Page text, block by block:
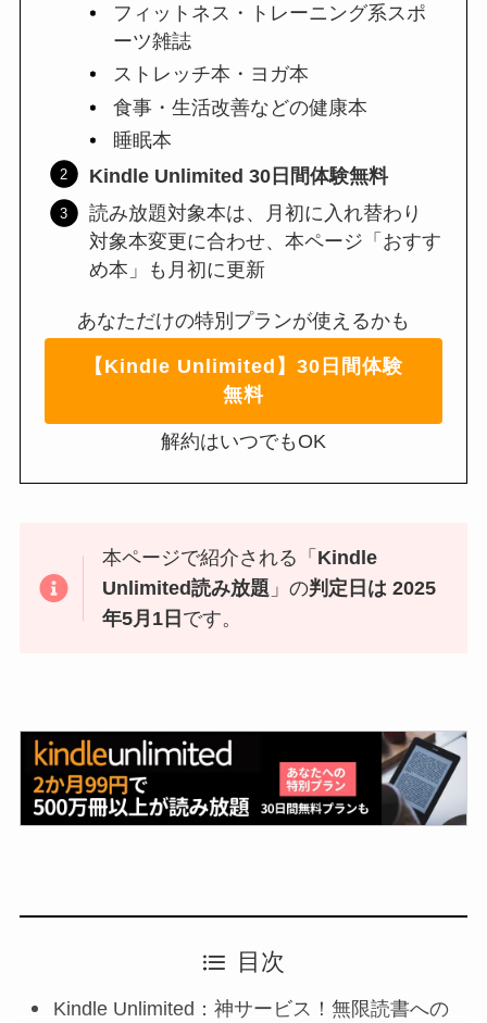
フィットネス・トレーニング系スポ
ーツ雑誌
ストレッチ本・ヨガ本
食事・生活改善などの健康本
睡眠本
Kindle Unlimited 30日間体験無料
読み放題対象本は、月初に入れ替わり
対象本変更に合わせ、本ページ「おすす
め本」も月初に更新
あなただけの特別プランが使えるかも
【Kindle Unlimited】30日間体験
無料
解約はいつでもOK
本ページで紹介される「 Kindle
Unlimited読み放題 」の判定日は 2025
年5月1日 です。
目次
Kindle Unlimited：神サービス！無限読書への